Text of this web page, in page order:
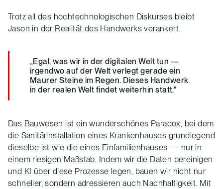
Trotz all des hochtechnologischen Diskurses bleibt
Jason in der Realität des Handwerks verankert.
„Egal, was wir in der digitalen Welt tun —
irgendwo auf der Welt verlegt gerade ein
Maurer Steine im Regen. Dieses Handwerk
in der realen Welt findet weiterhin statt."
Das Bauwesen ist ein wunderschönes Paradox, bei dem
die Sanitärinstallation eines Krankenhauses grundlegend
dieselbe ist wie die eines Einfamilienhauses — nur in
einem riesigen Maßstab. Indem wir die Daten bereinigen
und KI über diese Prozesse legen, bauen wir nicht nur
schneller, sondern adressieren auch Nachhaltigkeit. Mit